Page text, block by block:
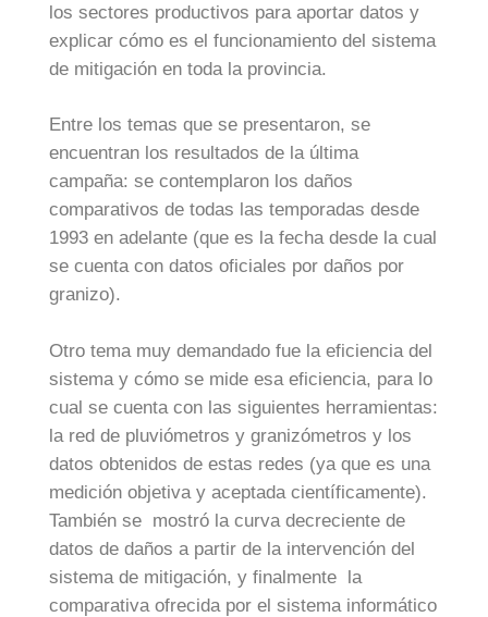
los sectores productivos para aportar datos y
explicar cómo es el funcionamiento del sistema
de mitigación en toda la provincia.
Entre los temas que se presentaron, se
encuentran los resultados de la última
campaña: se contemplaron los daños
comparativos de todas las temporadas desde
1993 en adelante (que es la fecha desde la cual
se cuenta con datos oficiales por daños por
granizo).
Otro tema muy demandado fue la eficiencia del
sistema y cómo se mide esa eficiencia, para lo
cual se cuenta con las siguientes herramientas:
la red de pluviómetros y granizómetros y los
datos obtenidos de estas redes (ya que es una
medición objetiva y aceptada científicamente).
También se mostró la curva decreciente de
datos de daños a partir de la intervención del
sistema de mitigación, y finalmente la
comparativa ofrecida por el sistema informático